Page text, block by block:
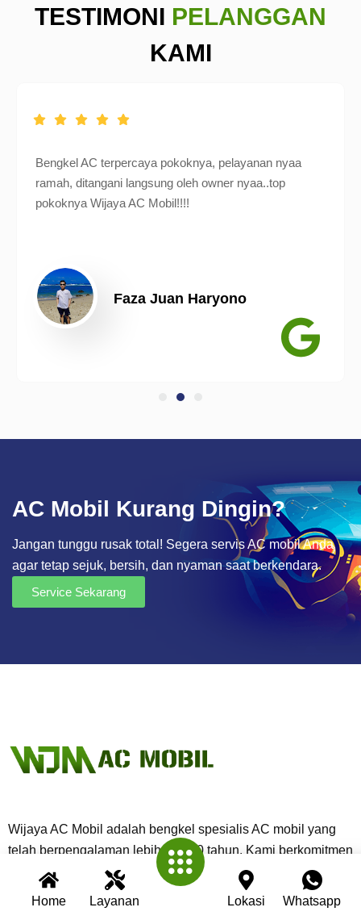
Home Layanan Lokasi Whatsapp
TESTIMONI PELANGGAN
KAMI
Bengkel AC terpercaya pokoknya, pelayanan nyaa
ramah, ditangani langsung oleh owner nyaa..top
pokoknya Wijaya AC Mobil!!!!
Faza Juan Haryono
AC Mobil Kurang Dingin?
Jangan tunggu rusak total! Segera servis AC mobil Anda
agar tetap sejuk, bersih, dan nyaman saat berkendara.
Service Sekarang
Wijaya AC Mobil adalah bengkel spesialis AC mobil yang
telah berpengalaman lebih dari 30 tahun. Kami berkomitmen
memberikan layanan terbaik dengan teknisi profesional,
peralatan modern, dan garansi untuk setiap pengerjaan.